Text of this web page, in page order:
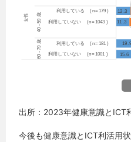
出所：2023年健康意識とICT
今後も健康意識とICT利活用